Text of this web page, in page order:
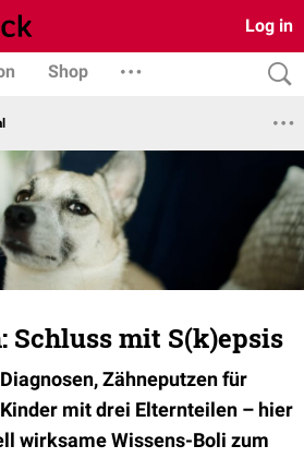
Log in
Shop
Schluss mit S(k)epsis
Zähneputzen für
mit drei Elternteilen – hier
wirksame Wissens-Boli zum